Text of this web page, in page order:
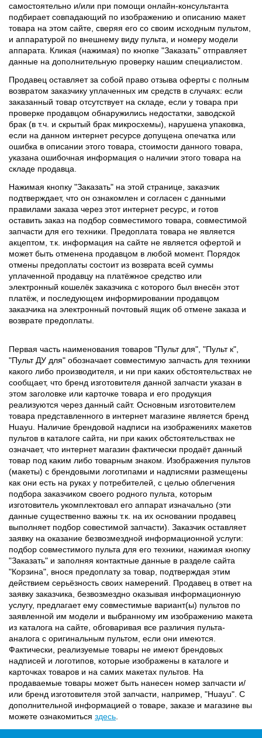
самостоятельно и/или при помощи онлайн-консультанта
подбирает совпадающий по изображению и описанию макет
товара на этом сайте, сверяя его со своим исходным пультом,
и аппаратурой по внешнему виду пульта, и номеру модели
аппарата. Кликая (нажимая) по кнопке "Заказать" отправляет
данные на дополнительную проверку нашим специалистом.
Продавец оставляет за собой право отзыва оферты с полным
возвратом заказчику уплаченных им средств в случаях: если
заказанный товар отсутствует на складе, если у товара при
проверке продавцом обнаружились недостатки, заводской
брак (в т.ч. и скрытый брак микросхемы), нарушена упаковка,
если на данном интернет ресурсе допущена опечатка или
ошибка в описании этого товара, стоимости данного товара,
указана ошибочная информация о наличии этого товара на
складе продавца.
Нажимая кнопку "Заказать" на этой странице, заказчик
подтверждает, что он ознакомлен и согласен с данными
правилами заказа через этот интернет ресурс, и готов
оставить заказ на подбор совместимого товара, совместимой
запчасти для его техники. Предоплата товара не является
акцептом, т.к. информация на сайте не является офертой и
может быть отменена продавцом в любой момент. Порядок
отмены предоплаты состоит из возврата всей суммы
уплаченной продавцу на платёжное средство или
электронный кошелёк заказчика с которого был внесён этот
платёж, и последующем информировании продавцом
заказчика на электронный почтовый ящик об отмене заказа и
возврате предоплаты.
Первая часть наименования товаров "Пульт для", "Пульт к",
"Пульт ДУ для" обозначает совместимую запчасть для техники
какого либо производителя, и ни при каких обстоятельствах не
сообщает, что бренд изготовителя данной запчасти указан в
этом заголовке или карточке товара и его продукция
реализуются через данный сайт. Основным изготовителем
товара представленного в интернет магазине является бренд
Huayu. Наличие брендовой надписи на изображениях макетов
пультов в каталоге сайта, ни при каких обстоятельствах не
означает, что интернет магазин фактически продаёт данный
товар под каким либо товарным знаком. Изображения пультов
(макеты) с брендовыми логотипами и надписями размещены
как они есть на руках у потребителей, с целью облегчения
подбора заказчиком своего родного пульта, которым
изготовитель укомплектовал его аппарат изначально (эти
данные существенно важны т.к. на их основании продавец
выполняет подбор совестимой запчасти). Заказчик оставляет
заявку на оказание безвозмездной информационной услуги:
подбор совместимого пульта для его техники, нажимая кнопку
"Заказать" и заполняя контактные данные в разделе сайта
"Корзина", внося предоплату за товар, подтверждая этим
действием серьёзность своих намерений. Продавец в ответ на
заявку заказчика, безвозмездно оказывая информационную
услугу, предлагает ему совместимые вариант(ы) пультов по
заявленной им модели и выбранному им изображению макета
из каталога на сайте, обговаривая все различия пульта-
аналога с оригинальным пультом, если они имеются.
Фактически, реализуемые товары не имеют брендовых
надписей и логотипов, которые изображены в каталоге и
карточках товаров и на самих макетах пультов. На
продаваемые товары может быть нанесен номер запчасти и/
или бренд изготовителя этой запчасти, например, "Huayu". С
дополнительной информацией о товаре, заказе и магазине вы
можете ознакомиться здесь